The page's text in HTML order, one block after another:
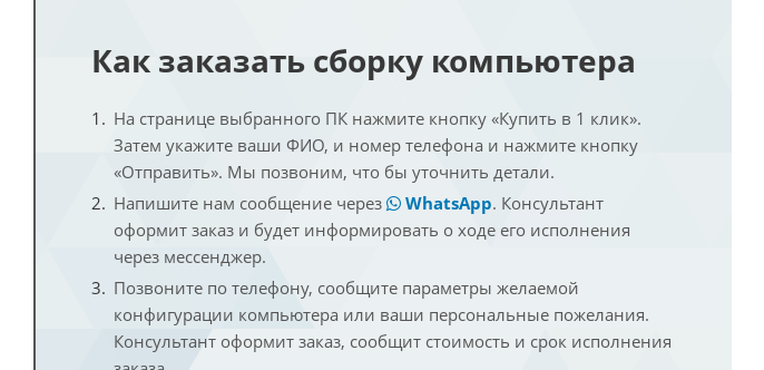
Как заказать сборку компьютера
На странице выбранного ПК нажмите кнопку «Купить в 1 клик».
Затем укажите ваши ФИО, и номер телефона и нажмите кнопку
«Отправить». Мы позвоним, что бы уточнить детали.
Напишите нам сообщение через
WhatsApp. Консультант
оформит заказ и будет информировать о ходе его исполнения
через мессенджер.
Позвоните по телефону, сообщите параметры желаемой
конфигурации компьютера или ваши персональные пожелания.
Консультант оформит заказ, сообщит стоимость и срок исполнения